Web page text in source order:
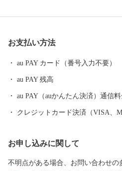
お支払い方法
au PAY カード（番号入力不要）
au PAY 残高
au PAY（auかんたん決済）通信
クレジットカード決済（VISA、
お申し込みに関して
不明点がある場合、お問い合わせの